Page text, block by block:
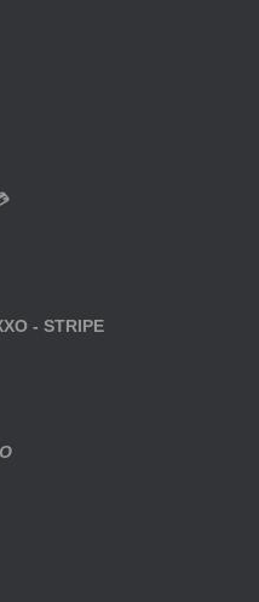
- STRIPE